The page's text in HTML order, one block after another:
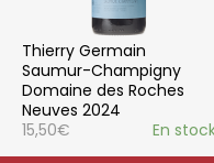
Thierry Germain
Saumur-Champigny
Domaine des Roches
Neuves 2024
15,50€ En